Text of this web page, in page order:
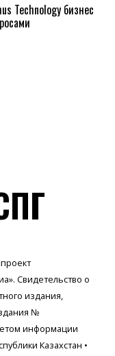
Technology бизнес
. Свидетельство о
издания,
№
информации
Казахстан •